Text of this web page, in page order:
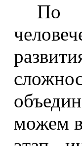
По
можем